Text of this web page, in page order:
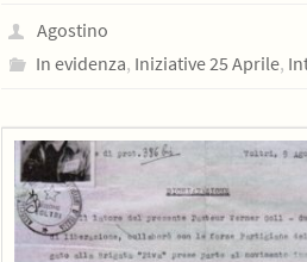
Agostino
In evidenza, Iniziative 25 Aprile,